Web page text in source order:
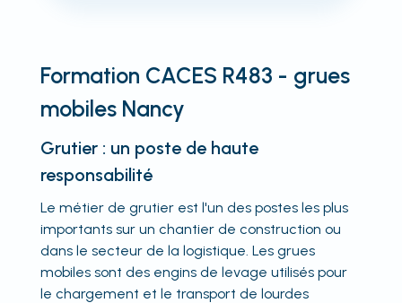
Formation CACES R483 - grues
mobiles Nancy
Grutier : un poste de haute
responsabilité
Le métier de grutier est l'un des postes les plus
importants sur un chantier de construction ou
dans le secteur de la logistique. Les grues
mobiles sont des engins de levage utilisés pour
le chargement et le transport de lourdes